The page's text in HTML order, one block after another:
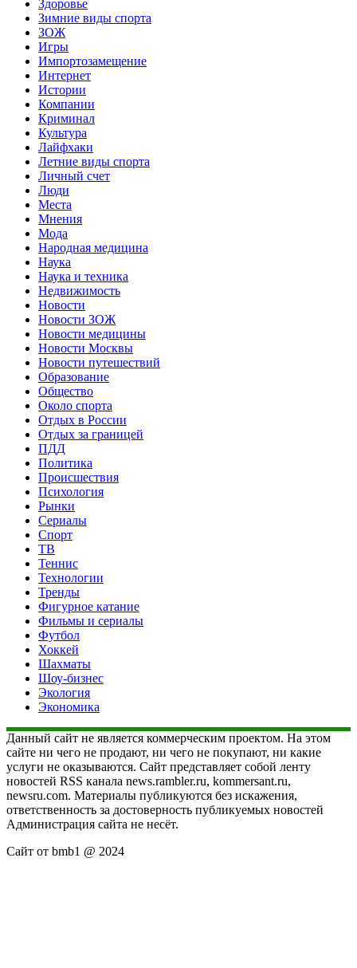
Здоровье
Зимние виды спорта
ЗОЖ
Игры
Импортозамещение
Интернет
Истории
Компании
Криминал
Культура
Лайфхаки
Летние виды спорта
Личный счет
Люди
Места
Мнения
Мода
Народная медицина
Наука
Наука и техника
Недвижимость
Новости
Новости ЗОЖ
Новости медицины
Новости Москвы
Новости путешествий
Образование
Общество
Около спорта
Отдых в России
Отдых за границей
ПДД
Политика
Происшествия
Психология
Рынки
Сериалы
Спорт
ТВ
Теннис
Технологии
Тренды
Фигурное катание
Фильмы и сериалы
Футбол
Хоккей
Шахматы
Шоу-бизнес
Экология
Экономика
Данный сайт не является коммерческим проектом. На этом
сайте ни чего не продают, ни чего не покупают, ни какие
услуги не оказываются. Сайт представляет собой ленту
новостей RSS канала news.rambler.ru, kommersant.ru,
newsru.com. Материалы публикуются без искажения,
ответственность за достоверность публикуемых новостей
Администрация сайта не несёт.
Сайт от bmb1 @ 2024